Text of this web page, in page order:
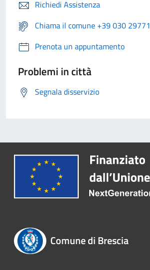
Richiedi Assistenza
Chiama il comune +39 030 29771
Prenota un appuntamento
Problemi in città
Segnala disservizio
Comune di Brescia